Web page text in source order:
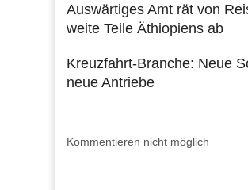
Auswärtiges Amt rät von
weite Teile Äthiopiens ab
Kreuzfahrt-Branche: Neue
neue Antriebe
Kommentieren nicht möglich